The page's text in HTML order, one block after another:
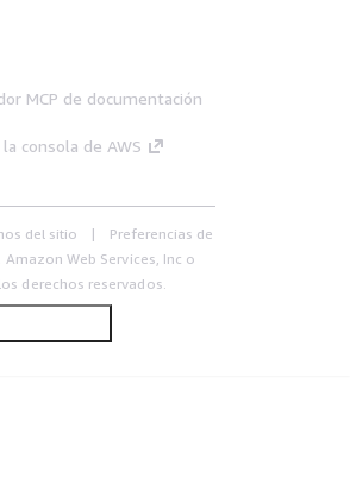
MCP de documentación
consola de AWS
del sitio
Preferencias de
Web Services, Inc o
derechos reservados.